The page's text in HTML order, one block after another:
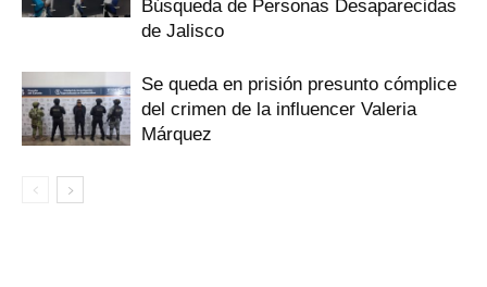
Búsqueda de Personas Desaparecidas
de Jalisco
Se queda en prisión presunto cómplice
del crimen de la influencer Valeria
Márquez